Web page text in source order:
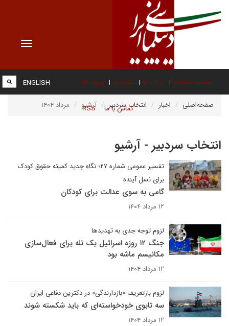
Toggle
صفحه نخست درباره ما عضویت پیوند ها
تماس با ما RSS
ENGLISH
صفحه‌اصلی اخبار انتخاب سردبیر آرشیو مرداد ۱۴۰۴
انتخاب سردبیر - آرشیو
تفسیر عمومی شماره ۲۷؛ نگاهِ جدید کمیته حقوق کودک
برای نسل آینده
گامی به سوی عدالت برای کودکان
۱۲ مرداد ۱۴۰۴
لزوم توجه جدی به تهدیدها
جنگ ۱۲ روزه اسرائیل یک تله برای فعال‌سازی
مکانیسم ماشه بود
۱۲ مرداد ۱۴۰۴
لزوم بازتعریف «بازدارندگی» در دکترین دفاعی ایران
سه تابوی خودخواسته‌ای که باید شکسته شوند
۱۲ مرداد ۱۴۰۴